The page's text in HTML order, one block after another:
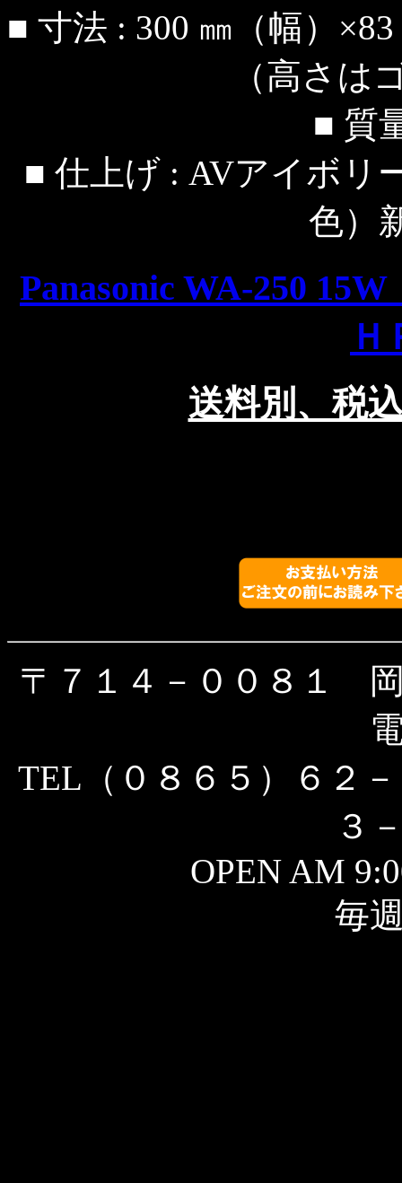
■ 寸法 : 300 ㎜（幅）
（高さは
■ 質
■ 仕上げ : AVアイボリ
色）
Panasonic WA-250
送料別、税
〒７１４－００８１
TEL（０８６５）６２
３
OPEN AM
毎